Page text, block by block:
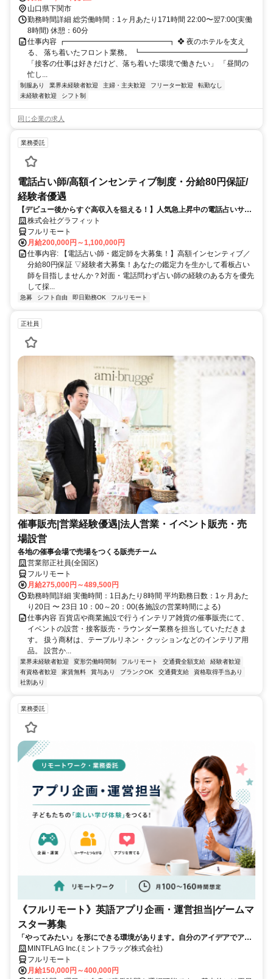
山口県下関市
勤務時間詳細 総労働時間：1ヶ月あたり171時間 22:00〜翌7:00(実働
8時間) 休憩：60分
仕事内容 ┏━━━━━━━━━━━━━━┓ ❖ 夜のホテルを支え
る、 落ち着いたフロント業務。 ┗━━━━━━━━━━━━━━┛
「接客の仕事は好きだけど、落ち着いた環境で働きたい」 「昼間の
忙し...
制服あり 業界未経験者歓迎 主婦・主夫歓迎 フリーター歓迎
転勤なし
未経験者歓迎
シフト制
同じ企業の求人
業務委託
電話占い師/高額インセンティブ制度・分給80円保証/
経験者優遇
【デビュー後からすぐ高収入を狙える！】人気急上昇中の電話占いサイ
トで占いのお仕事
株式会社グラフィット
フルリモート
月給200,000円～1,100,000円
仕事内容: 【電話占い師・鑑定師を大募集！】高額インセンティブ／
分給80円保証 ▽経験者大募集！あなたの鑑定力を生かして看板占い
師を目指しませんか？対面・電話問わず占い師の経験のある方を優先
して採...
急募 シフト自由 即日勤務OK フルリモート
正社員
催事販売|営業経験優遇|法人営業・イベント販売・売
場設営
各地の催事会場で売場をつくる販売チーム
営業部正社員(全国区)
フルリモート
月給275,000円～489,500円
勤務時間詳細 実働時間：1日あたり8時間 平均勤務日数：1ヶ月あた
り20日 〜 23日 10：00～20：00(各施設の営業時間による)
仕事内容 百貨店や商業施設で行うインテリア雑貨の催事販売にて、
イベントの設営・接客販売・ラウンダー業務を担当していただきま
す。 扱う商材は、テーブルリネン・クッションなどのインテリア用
品。 設営か...
業界未経験者歓迎 変形労働時間制 フルリモート 交通費全額支給
経験者歓迎
有資格者歓迎
家賃無料 賞与あり ブランクOK 交通費支給
資格取得手当あり
社割あり
業務委託
《フルリモート》英語アプリ企画・運営担当|ゲームマ
スター募集
「やってみたい」を形にできる環境があります。自分のアイデアでアプ
リを動かしてみませんか？
MINTFLAG Inc.(ミントフラッグ株式会社)
フルリモート
月給150,000円～400,000円